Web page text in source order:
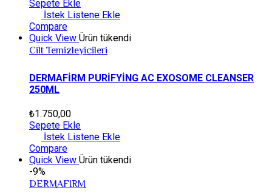
Sepete Ekle
İstek Listene Ekle
Compare
Quick View Ürün tükendi
Cilt Temizleyicileri
DERMAFİRM PURİFYİNG AC EXOSOME CLEANSER
250ML
₺1.750,00
Sepete Ekle
İstek Listene Ekle
Compare
Quick View Ürün tükendi
-9%
DERMAFIRM